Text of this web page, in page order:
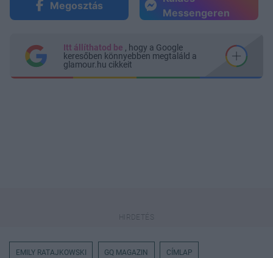
Megosztás
Messengeren
Itt állíthatod be , hogy a Google
keresőben könnyebben megtaláld a
glamour.hu cikkeit
EMILY RATAJKOWSKI GQ MAGAZIN CÍMLAP